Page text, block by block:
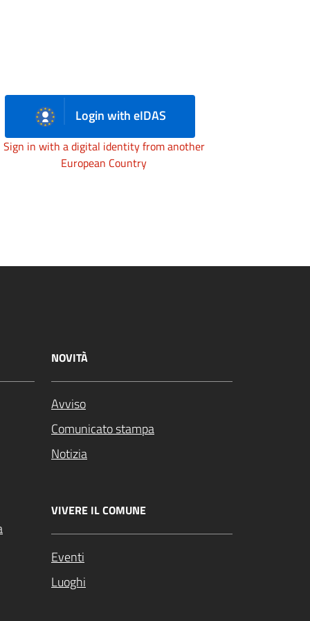
Login with eIDAS
Sign in with a digital identity from another
European Country
NOVITÀ
Avviso
Comunicato stampa
Notizia
VIVERE IL COMUNE
Eventi
Luoghi